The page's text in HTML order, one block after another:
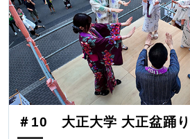
＃10 大正大学 大正盆踊